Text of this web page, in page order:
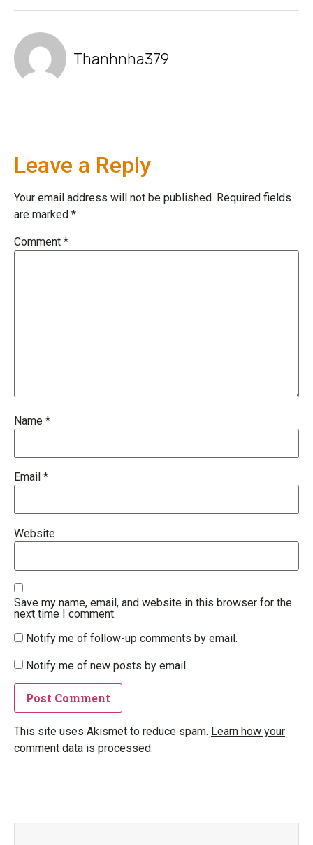
Thanhnha379
Leave a Reply
Your email address will not be published. Required fields
are marked *
Comment *
Name *
Email *
Website
Save my name, email, and website in this browser for the
next time I comment.
Notify me of follow-up comments by email.
Notify me of new posts by email.
This site uses Akismet to reduce spam. Learn how your
comment data is processed.